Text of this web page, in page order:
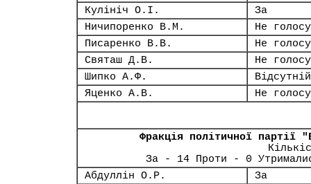
Кулініч О.І.
За
Ничипоренко В.М.
Не
Писаренко В.В.
Не
Святаш Д.В.
Не
Шипко А.Ф.
Відсутній
Яценко А.В.
Не
Фракція політичної партії
За - 14 Проти - 0
Абдуллін О.Р.
За